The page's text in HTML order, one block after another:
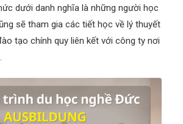
dưới danh nghĩa là những người học
sẽ tham gia các tiết học về lý thuyết
tạo chính quy liên kết với công ty nơi